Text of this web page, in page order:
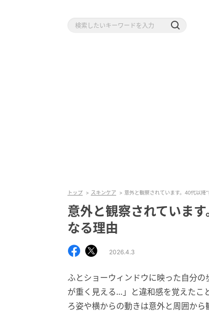
トップ スキンケア 意外と観察されています。40代以降
意外と観察されていま
なる理由
2026.4.3
ふとショーウィンドウに映った自分
が重く見える…」と違和感を覚えたこ
ろ姿や横からの動きは意外と周囲か